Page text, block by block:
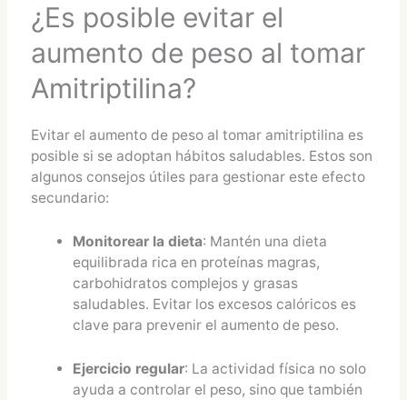
¿Es posible evitar el
aumento de peso al tomar
Amitriptilina?
Evitar el aumento de peso al tomar amitriptilina es
posible si se adoptan hábitos saludables. Estos son
algunos consejos útiles para gestionar este efecto
secundario:
Monitorear la dieta: Mantén una dieta
equilibrada rica en proteínas magras,
carbohidratos complejos y grasas
saludables. Evitar los excesos calóricos es
clave para prevenir el aumento de peso​.
Ejercicio regular: La actividad física no solo
ayuda a controlar el peso, sino que también